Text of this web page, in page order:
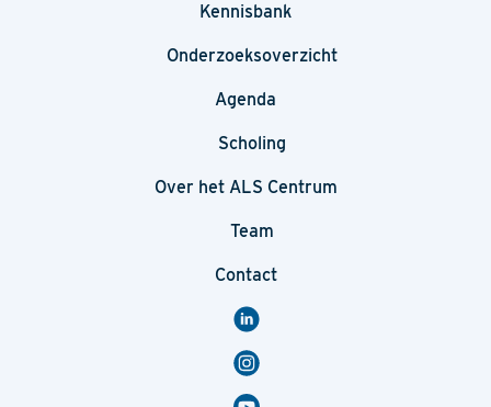
Kennisbank
Onderzoeksoverzicht
Agenda
Scholing
Over het ALS Centrum
Team
Contact